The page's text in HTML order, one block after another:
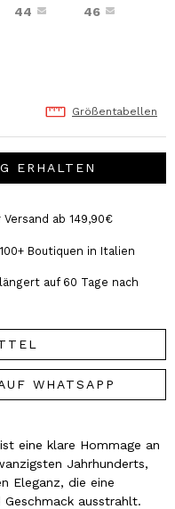
44 46
Größentabellen
ERHALTEN
ab 149,90€
Boutiquen in Italien
auf 60 Tage nach
WHATSAPP
eine klare Hommage an
Jahrhunderts,
Eleganz, die eine
ausstrahlt.